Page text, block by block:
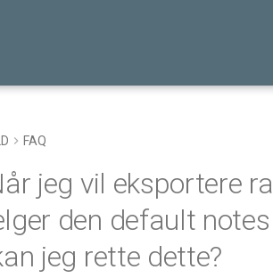
FAQ
jeg vil eksportere
den default
jeg rette dette?